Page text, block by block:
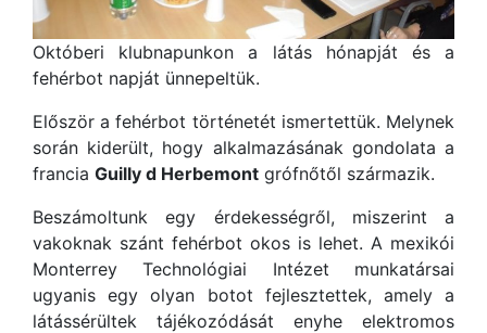
Októberi klubnapunkon a látás hónapját és a
fehérbot napját ünnepeltük.
Először a fehérbot történetét ismertettük. Melynek
során kiderült, hogy alkalmazásának gondolata a
francia Guilly d Herbemont grófnőtől származik.
Beszámoltunk egy érdekességről, miszerint a
vakoknak szánt fehérbot okos is lehet. A mexikói
Monterrey Technológiai Intézet munkatársai
ugyanis egy olyan botot fejlesztettek, amely a
látássérültek tájékozódását enyhe elektromos